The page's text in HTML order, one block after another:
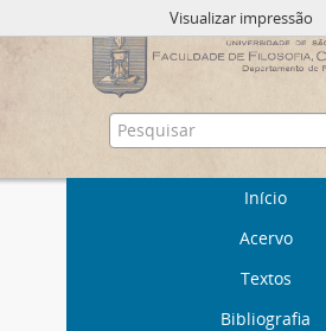
Início
Acervo
Textos
Bibliografia
Visualizar impressão